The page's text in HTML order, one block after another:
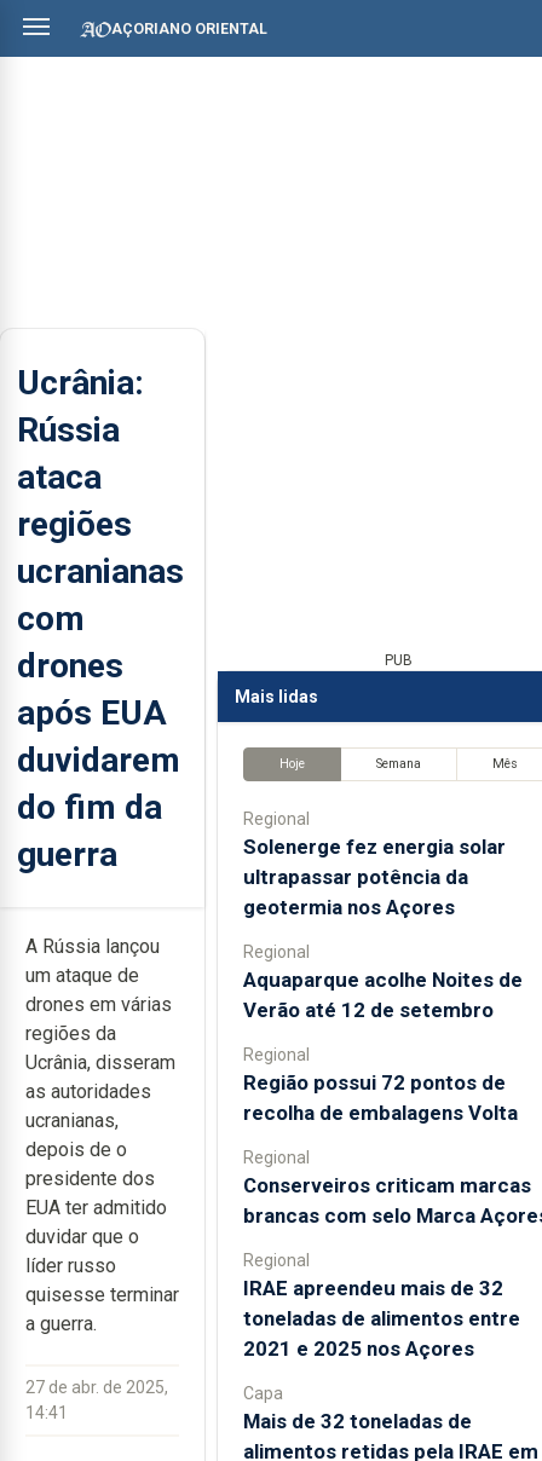
AÇORIANO ORIENTAL
Ucrânia:
Rússia
ataca
regiões
ucranianas
com
drones
após EUA
duvidarem
do fim da
guerra
A Rússia lançou
um ataque de
drones em várias
regiões da
Ucrânia, disseram
as autoridades
ucranianas,
depois de o
presidente dos
EUA ter admitido
duvidar que o
líder russo
quisesse terminar
a guerra.
27 de abr. de 2025,
14:41
PUB
Mais lidas
Hoje Semana Mês
Regional
Solenerge fez energia solar
ultrapassar potência da
geotermia nos Açores
Regional
Aquaparque acolhe Noites de
Verão até 12 de setembro
Regional
Região possui 72 pontos de
recolha de embalagens Volta
Regional
Conserveiros criticam marcas
brancas com selo Marca
Regional
IRAE apreendeu mais de 32
toneladas de alimentos entre
2021 e 2025 nos Açores
Capa
Mais de 32 toneladas de
alimentos retidas pela IRAE em